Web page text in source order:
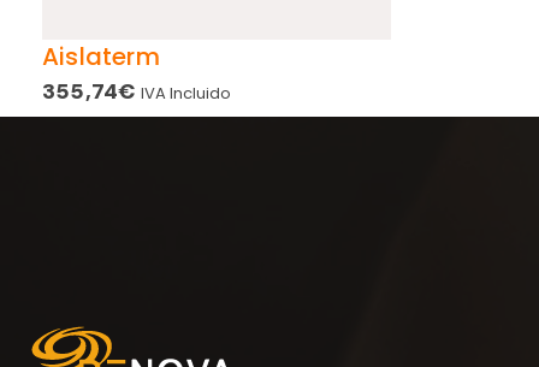
Aislaterm
355,74€ IVA Incluido